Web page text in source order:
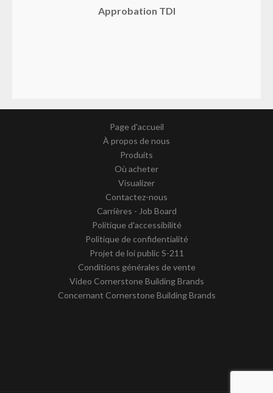
Approbation TDI
Page d'accueil
À propos de nous
Produits
Où acheter
Visualizer
Contactez-nous
Carrières - Job Board
Politique d'accessibilité
Politique de confidentialité
Projet de loi public S-211
Conditions générales de vente
Video Cornerstone Building Brands
Concernant Cornerstone Building Brands